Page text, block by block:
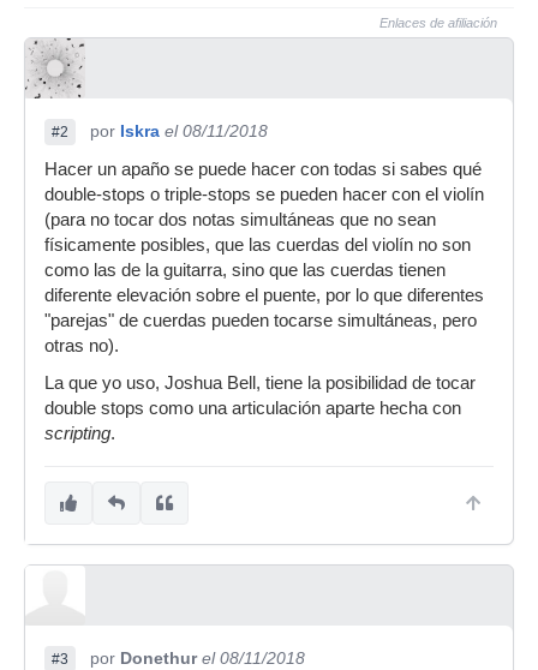
Enlaces de afiliación
#2 por Iskra el 08/11/2018
Hacer un apaño se puede hacer con todas si sabes qué
double-stops o triple-stops se pueden hacer con el violín
(para no tocar dos notas simultáneas que no sean
físicamente posibles, que las cuerdas del violín no son
como las de la guitarra, sino que las cuerdas tienen
diferente elevación sobre el puente, por lo que diferentes
"parejas" de cuerdas pueden tocarse simultáneas, pero
otras no).
La que yo uso, Joshua Bell, tiene la posibilidad de tocar
double stops como una articulación aparte hecha con
scripting.
#3 por Donethur el 08/11/2018